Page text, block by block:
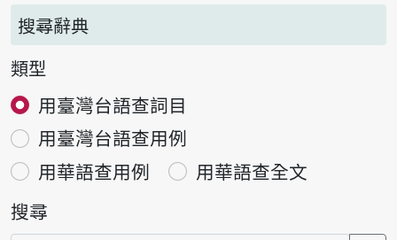
搜尋辭典
類型
用臺灣台語查詞目
用臺灣台語查用例
用華語查用例
用華語查全文
搜尋